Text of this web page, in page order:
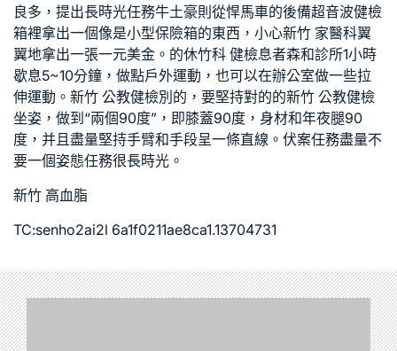
良多，提出長時光任務牛土豪則從悍馬車的後備超音波健檢
箱裡拿出一個像是小型保險箱的東西，小心新竹 家醫科翼
翼地拿出一張一元美金。的休竹科 健檢息者森和診所1小時
歇息5~10分鐘，做點戶外運動，也可以在辦公室做一些拉
伸運動。 新竹 公教健檢別的，要堅持對的的新竹 公教健檢
坐姿，做到“兩個90度”，即膝蓋90度，身材和年夜腿90
度，并且盡量堅持手臂和手段呈一條直線。伏案任務盡量不
要一個姿態任務很長時光。
新竹 高血脂
TC:senho2ai2l 6a1f0211ae8ca1.13704731